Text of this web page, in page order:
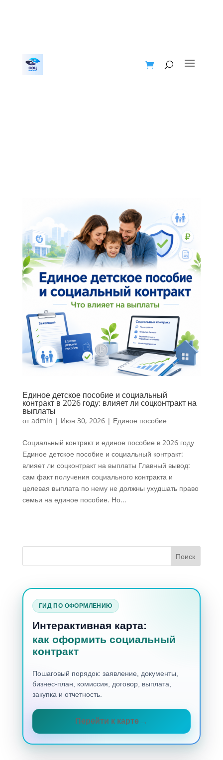
Единое детское пособие и социальный
контракт в 2026 году: влияет ли соцконтракт на
выплаты
отadmin | Июн 30, 2026| Единое пособие
Социальный контракт и единое пособие в 2026 году
Единое детское пособие и социальный контракт:
влияет ли соцконтракт на выплаты Главный вывод:
сам факт получения социального контракта и
целевая выплата по нему не должны ухудшать право
семьи на единое пособие. Но...
ГИД ПО ОФОРМЛЕНИЮ
Интерактивная карта:
как оформить социальный
контракт
Пошаговый порядок: заявление, документы,
бизнес-план, комиссия, договор, выплата,
закупка и отчетность.
Перейти к карте